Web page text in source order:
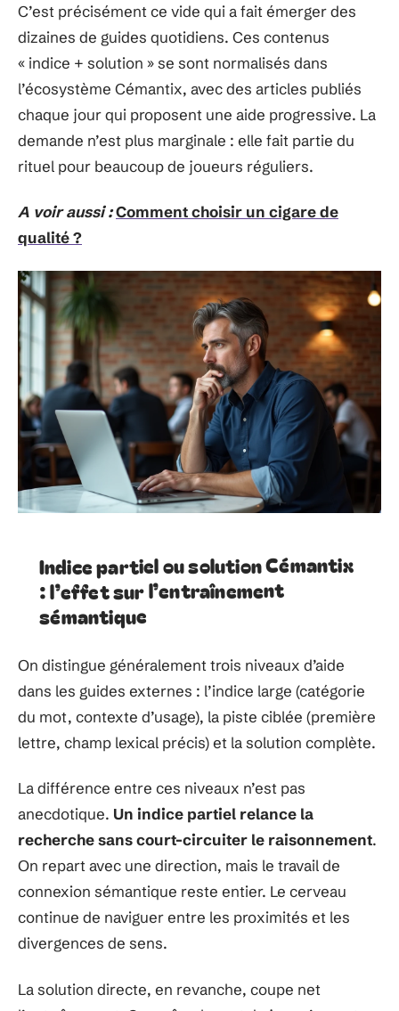
C’est précisément ce vide qui a fait émerger des
dizaines de guides quotidiens. Ces contenus
« indice + solution » se sont normalisés dans
l’écosystème Cémantix, avec des articles publiés
chaque jour qui proposent une aide progressive. La
demande n’est plus marginale : elle fait partie du
rituel pour beaucoup de joueurs réguliers.
A voir aussi :Comment choisir un cigare de
qualité ?
Indice partiel ou solution Cémantix
: l’effet sur l’entraînement
sémantique
On distingue généralement trois niveaux d’aide
dans les guides externes : l’indice large (catégorie
du mot, contexte d’usage), la piste ciblée (première
lettre, champ lexical précis) et la solution complète.
La différence entre ces niveaux n’est pas
anecdotique. Un indice partiel relance la
recherche sans court-circuiter le raisonnement.
On repart avec une direction, mais le travail de
connexion sémantique reste entier. Le cerveau
continue de naviguer entre les proximités et les
divergences de sens.
La solution directe, en revanche, coupe net